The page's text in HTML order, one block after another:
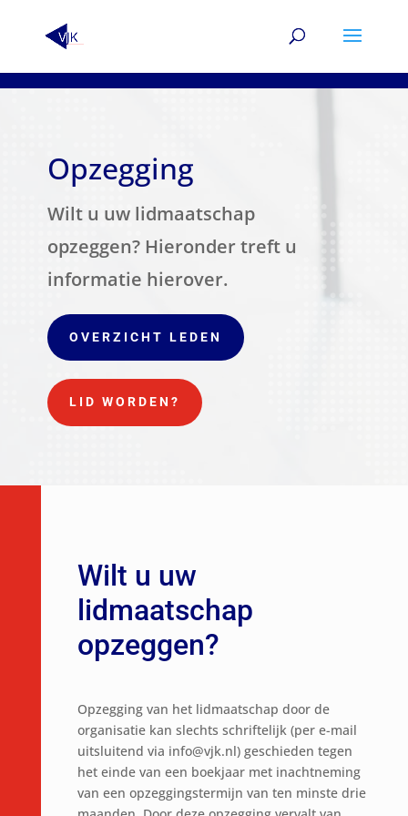
Opzegging
Wilt u uw lidmaatschap
opzeggen? Hieronder treft u
informatie hierover.
OVERZICHT LEDEN
LID WORDEN?
Wilt u uw
lidmaatschap
opzeggen?
Opzegging van het lidmaatschap door de
organisatie kan slechts schriftelijk (per e-mail
uitsluitend via info@vjk.nl) geschieden tegen
het einde van een boekjaar met inachtneming
van een opzeggingstermijn van ten minste drie